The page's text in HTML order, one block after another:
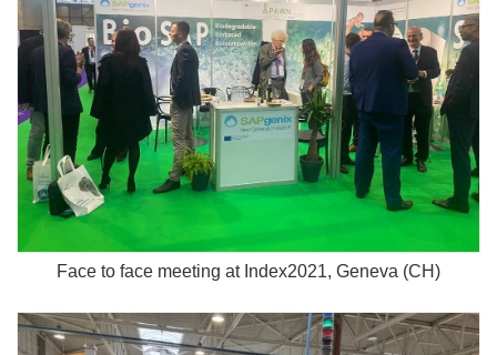
Face to face meeting at Index2021, Geneva (CH)